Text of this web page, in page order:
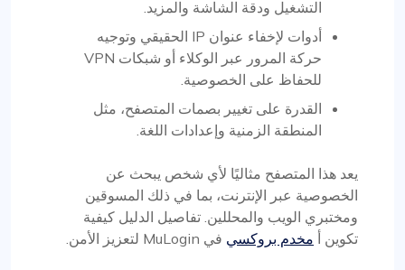
التشغيل ودقة الشاشة والمزيد.
أدوات لإخفاء عنوان IP الحقيقي وتوجيه
حركة المرور عبر الوكلاء أو شبكات VPN
للحفاظ على الخصوصية.
القدرة على تغيير بصمات المتصفح، مثل
المنطقة الزمنية وإعدادات اللغة.
يعد هذا المتصفح مثاليًا لأي شخص يبحث عن
الخصوصية عبر الإنترنت، بما في ذلك المسوقين
ومختبري الويب والمحللين. تفاصيل الدليل كيفية
تكوين أ مخدم بروكسي في MuLogin لتعزيز الأمن.